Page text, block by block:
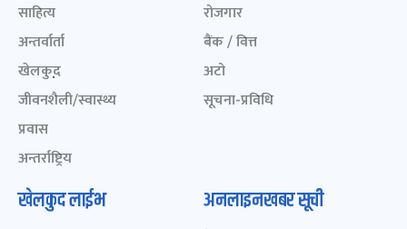
साहित्य
अन्तर्वार्ता
खेलकुद़़
जीवनशैली/स्वास्थ्य
प्रवास
अन्तर्राष्ट्रिय
रोजगार
बैंक / वित्त
अटो
सूचना-प्रविधि
खेलकुद लाईभ अनलाइनखबर सूची